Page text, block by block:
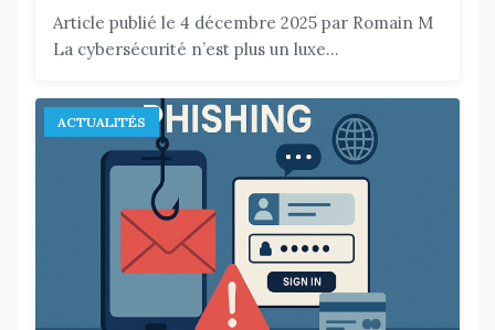
Article publié le 4 décembre 2025 par Romain M
La cybersécurité n’est plus un luxe...
ACTUALITÉS